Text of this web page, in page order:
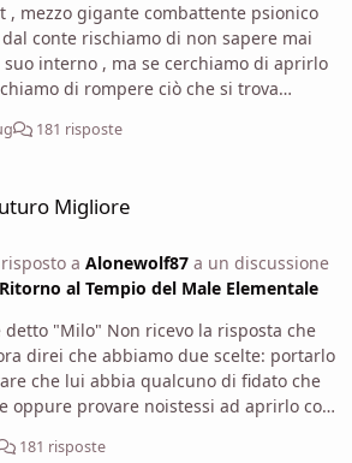
conte rischiamo di non sapere mai
suo interno , ma se cerchiamo di aprirlo
di rompere ciò che si trova
181 risposte
Migliore
a Alonewolf87a un discussione
al Tempio del Male Elementale
ricevo la risposta che
direi che abbiamo due scelte: portarlo
che lui abbia qualcuno di fidato che
oppure provare noistessi ad aprirlo con
altra idea?
181 risposte